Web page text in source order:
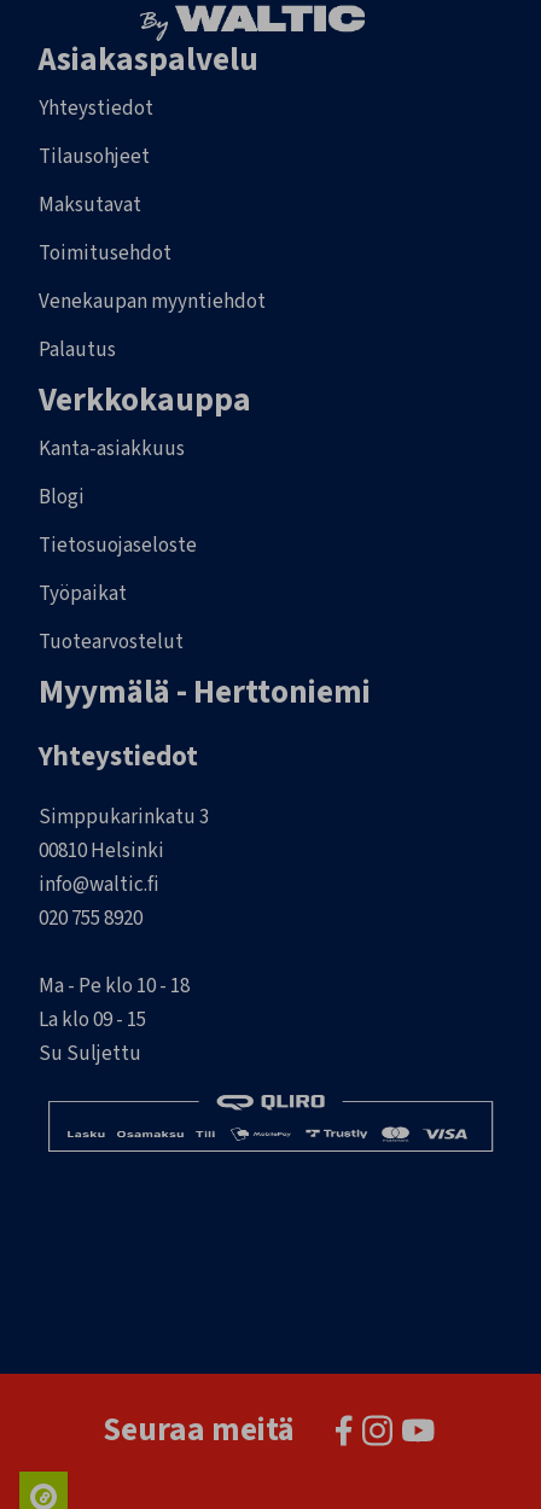
Asiakaspalvelu
Yhteystiedot
Tilausohjeet
Maksutavat
Toimitusehdot
Venekaupan myyntiehdot
Palautus
Verkkokauppa
Kanta-asiakkuus
Blogi
Tietosuojaseloste
Työpaikat
Tuotearvostelut
Myymälä - Herttoniemi
Yhteystiedot
Simppukarinkatu 3
00810 Helsinki
info@waltic.fi
020 755 8920
Ma - Pe klo 10 - 18
La klo 09 - 15
Su Suljettu
Seuraa meitä